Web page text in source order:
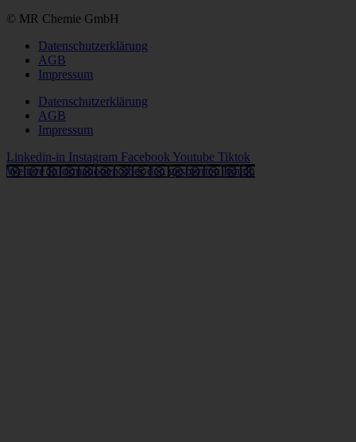
© MR Chemie GmbH
Datenschutzerklärung
AGB
Impressum
Datenschutzerklärung
AGB
Impressum
Linkedin-in Instagram Facebook Youtube Tiktok
Weitere Informationen über den gesperrten Inhalt.